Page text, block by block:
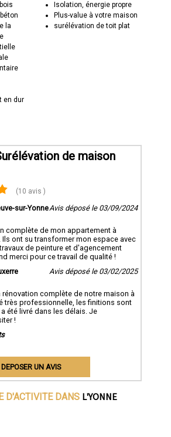
la
en dur
Isolation, énergie propre
Plus-value à votre maison
surélévation de toit plat
de maison
(10 avis )
sur-YonneAvis déposé le 03/09/2024
complète de mon appartement à
Ils ont su transformer mon espace avec
de peinture et d'agencement
merci pour ce travail de qualité !
Avis déposé le 03/02/2025
rénovation complète de notre maison à
très professionnelle, les finitions sont
été livré dans les délais. Je
!
DEPOSER UN AVIS
D'ACTIVITE DANS L'YONNE